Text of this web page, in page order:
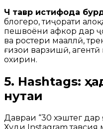
Чӣ тавр истифода
блогерҳо, тиҷорати
пешвоёни афкор дар
ва ростери маҳаллӣ,
ғизои варзишӣ,
охирин.
5. Hashtags:
нуқтаи
Давраи “30 хэштег дар